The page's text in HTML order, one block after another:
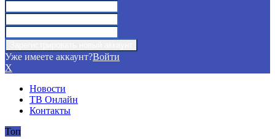
Уже имеете аккаунт?Войти
X
Новости
ТВ Онлайн
Контакты
Топ